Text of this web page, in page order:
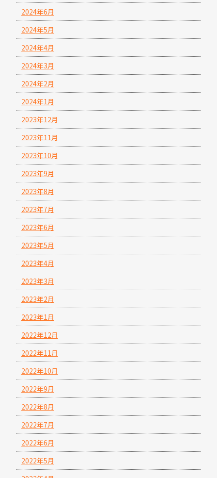
2024年6月
2024年5月
2024年4月
2024年3月
2024年2月
2024年1月
2023年12月
2023年11月
2023年10月
2023年9月
2023年8月
2023年7月
2023年6月
2023年5月
2023年4月
2023年3月
2023年2月
2023年1月
2022年12月
2022年11月
2022年10月
2022年9月
2022年8月
2022年7月
2022年6月
2022年5月